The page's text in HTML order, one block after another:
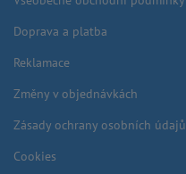
Doprava a platba
Reklamace
Změny v objednávkách
Zásady ochrany osobních údajů
Cookies